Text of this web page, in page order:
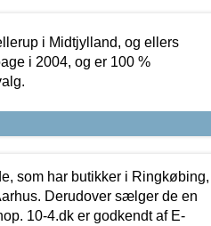
i Midtjylland, og ellers
i 2004, og er 100 %
som har butikker i Ringkøbing,
Derudover sælger de en
10-4.dk er godkendt af E-